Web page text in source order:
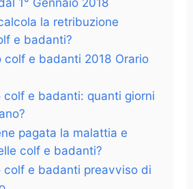
la retribuzione
e badanti?
colf e badanti 2018 Orario
colf e badanti: quanti giorni
pagata la malattia e
colf e badanti?
colf e badanti preavviso di